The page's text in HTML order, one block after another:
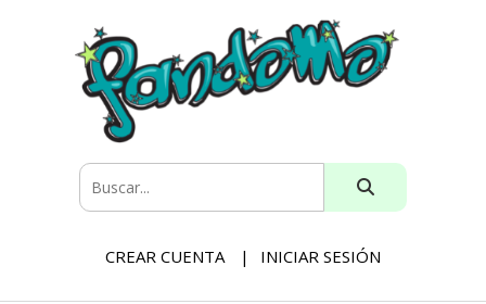
CREAR CUENTA INICIAR SESIÓN